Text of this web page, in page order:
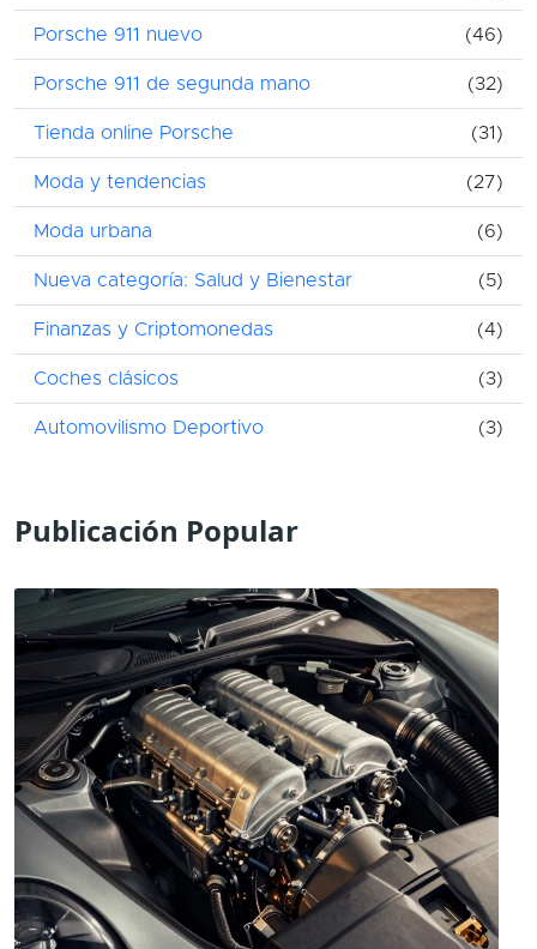
Porsche 911 nuevo (46)
Porsche 911 de segunda mano (32)
Tienda online Porsche (31)
Moda y tendencias (27)
Moda urbana (6)
Nueva categoría: Salud y Bienestar (5)
Finanzas y Criptomonedas (4)
Coches clásicos (3)
Automovilismo Deportivo (3)
Publicación Popular